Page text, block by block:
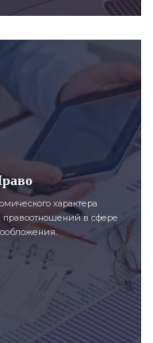
характера
в сфере